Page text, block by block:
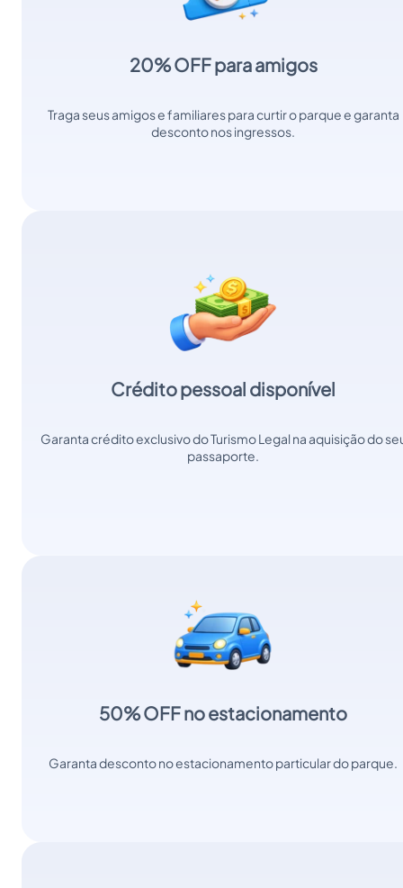
20% OFF para amigos
Traga seus amigos e familiares para curtir o parque e garanta
desconto nos ingressos.
Crédito pessoal disponível
Garanta crédito exclusivo do Turismo Legal na aquisição do
passaporte.
50% OFF no estacionamento
Garanta desconto no estacionamento particular do parque.